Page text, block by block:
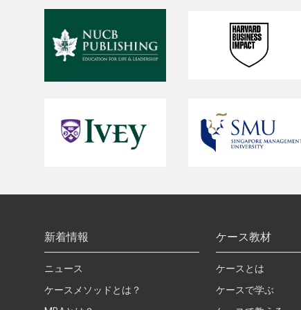
新着情報
ニュース
ケースメソッドとは？
ケース教材
ケースとは
ケースで学ぶ